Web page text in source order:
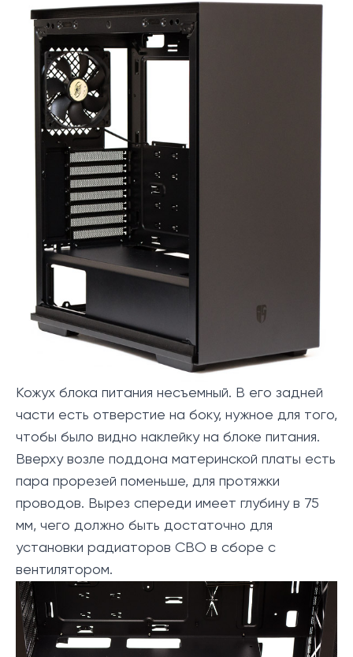
Кожух блока питания несъемный. В его задней
части есть отверстие на боку, нужное для того,
чтобы было видно наклейку на блоке питания.
Вверху возле поддона материнской платы есть
пара прорезей поменьше, для протяжки
проводов. Вырез спереди имеет глубину в 75
мм, чего должно быть достаточно для
установки радиаторов СВО в сборе с
вентилятором.